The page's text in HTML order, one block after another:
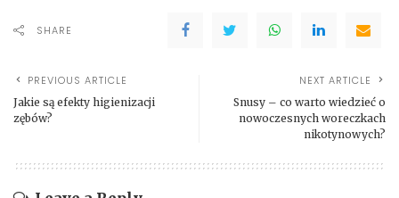
SHARE
PREVIOUS ARTICLE
Jakie są efekty higienizacji
zębów?
NEXT ARTICLE
Snusy – co warto wiedzieć o
nowoczesnych woreczkach
nikotynowych?